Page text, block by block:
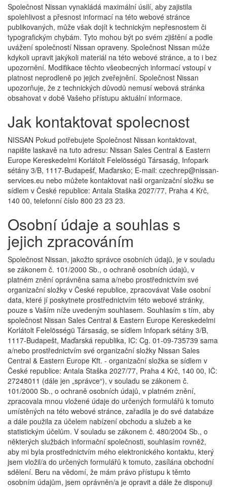
Společnost Nissan vynakládá maximální úsilí, aby zajistila
spolehlivost a přesnost informací na této webové stránce
publikovaných, může však dojít k technickým nepřesnostem či
typografickým chybám. Tyto mohou být po svém zjištění a podle
uvážení společností Nissan opraveny. Společnost Nissan může
kdykoli upravit jakýkoli materiál na této webové stránce, a to i bez
upozornění. Modifikace těchto všeobecných informací vstoupí v
platnost neprodleně po jejich zveřejnění. Společnost Nissan
upozorňuje, že z technických důvodů nemusí webová stránka
obsahovat v době Vašeho přístupu aktuální informace.
Jak kontaktovat spolecnost
NISSAN Pokud potřebujete Společnost Nissan kontaktovat,
napište laskavě na tuto adresu: Nissan Sales Central & Eastern
Europe Kereskedelmi Korlátolt Felelösségü Társaság, Infopark
sétány 3/B, 1117-Budapešť, Maďarsko; E-mail: czechrep@nissan-
services.eu nebo můžete kontaktovat naši organizační složku se
sídlem v České republice: Antala Staška 2027/77, Praha 4 Krč,
140 00, telefonní číslo 800 23 23 23.
Osobní údaje a souhlas s
jejich zpracováním
Společnost Nissan, jakožto správce osobních údajů, je v souladu
se zákonem č. 101/2000 Sb., o ochraně osobních údajů, v
platném znění oprávněna sama a/nebo prostřednictvím své
organizační složky v České republice, zpracovávat Vaše osobní
data, které jí poskytnete prostřednictvím této webové stránky,
pouze s Vaším níže uvedeným souhlasem. Souhlasím s tím, aby
společnost Nissan Sales Central & Eastern Europe Kereskedelmi
Korlátolt Felelösségü Társaság, se sídlem Infopark sétány 3/B,
1117-Budapešt, Maďarská republika, IC: Cg. 01-09-735739 sama
a/nebo prostřednictvím své organizační složky Nissan Sales
Central & Eastern Europe Kft. - organizační složka se sídlem v
České republice: Antala Staška 2027/77, Praha 4 Krč, 140 00, IČ:
27248011 (dále jen „správce“), v souladu se zákonem č.
101/2000 Sb., o ochraně osobních údajů, v platném znění,
zpracovala mnou vložené údaje do určených formulářů k tomuto
umístěných na této webové stránce, zařadila je do své databáze
a dále použila za účelem nabízení obchodu a služeb a ke
statistickým účelům. V souladu se zákonem č. 480/2004 Sb., o
některých službách informační společnosti, souhlasím rovněž,
aby mi byla prostřednictvím mého elektronického kontaktu, který
jsem vložil/a do určených formulářů k tomuto, zasílána obchodní
sdělení. Beru na vědomí, že mám právo přístupu k těmto
osobním údajům, jsem oprávněn/a je opravit a dále že disponuji